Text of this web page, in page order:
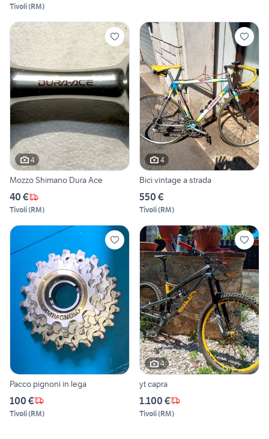
Tivoli(RM)
4
Mozzo Shimano Dura Ace
40 €
Tivoli(RM)
4
Bici vintage a strada
550 €
Tivoli(RM)
Pacco pignoni in lega
100 €
Tivoli(RM)
4
yt capra
1.100 €
Tivoli(RM)